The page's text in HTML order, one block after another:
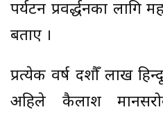
पर्यटन प्रवर्द्धनका लागि
बताए ।
प्रत्येक वर्ष दशौँ लाख
अहिले कैलाश